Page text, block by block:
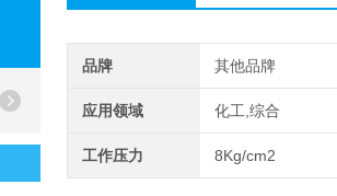
品牌 其他品牌
应用领域 化工,综合
工作压力 8Kg/cm2